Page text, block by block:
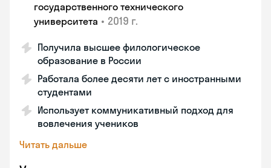
государственного технического
университета • 2019 г.
Получила высшее филологическое
образование в России
Работала более десяти лет с иностранными
студентами
Использует коммуникативный подход для
вовлечения учеников
Читать дальше